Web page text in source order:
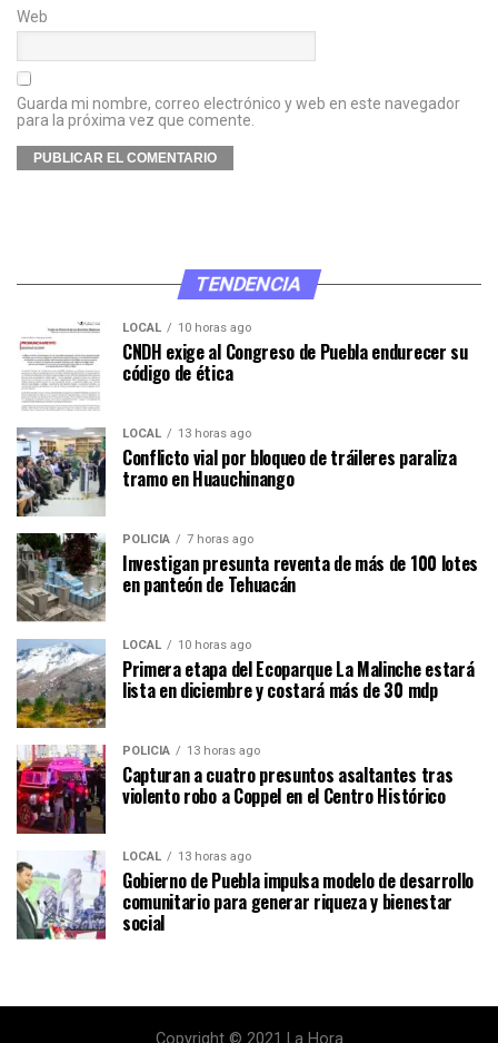
Web
Guarda mi nombre, correo electrónico y web en este navegador
para la próxima vez que comente.
TENDENCIA
LOCAL 10 horas ago
CNDH exige al Congreso de Puebla endurecer su
código de ética
LOCAL 13 horas ago
Conflicto vial por bloqueo de tráileres paraliza
tramo en Huauchinango
POLICÍA 7 horas ago
Investigan presunta reventa de más de 100 lotes
en panteón de Tehuacán
LOCAL 10 horas ago
Primera etapa del Ecoparque La Malinche estará
lista en diciembre y costará más de 30 mdp
POLICÍA 13 horas ago
Capturan a cuatro presuntos asaltantes tras
violento robo a Coppel en el Centro Histórico
LOCAL 13 horas ago
Gobierno de Puebla impulsa modelo de desarrollo
comunitario para generar riqueza y bienestar
social